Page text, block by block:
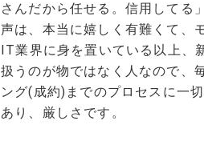
さんだから任せる。信用してる
声は、本当に嬉しく有難くて、
IT業界に身を置いている以上、
扱うのが物ではなく人なので、
ング(成約)までのプロセスに一
あり、厳しさです。